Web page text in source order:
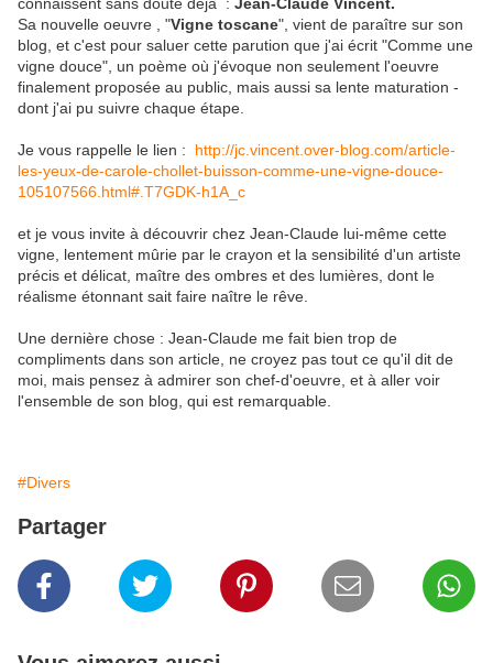
Sa nouvelle oeuvre , "Vigne toscane", vient de paraître sur son
blog, et c'est pour saluer cette parution que j'ai écrit "Comme une
vigne douce", un poème où j'évoque non seulement l'oeuvre
finalement proposée au public, mais aussi sa lente maturation -
dont j'ai pu suivre chaque étape.
Je vous rappelle le lien : http://jc.vincent.over-blog.com/article-
les-yeux-de-carole-chollet-buisson-comme-une-vigne-douce-
105107566.html#.T7GDK-h1A_c
et je vous invite à découvrir chez Jean-Claude lui-même cette
vigne, lentement mûrie par le crayon et la sensibilité d'un artiste
précis et délicat, maître des ombres et des lumières, dont le
réalisme étonnant sait faire naître le rêve.
Une dernière chose : Jean-Claude me fait bien trop de
compliments dans son article, ne croyez pas tout ce qu'il dit de
moi, mais pensez à admirer son chef-d'oeuvre, et à aller voir
l'ensemble de son blog, qui est remarquable.
#Divers
Partager